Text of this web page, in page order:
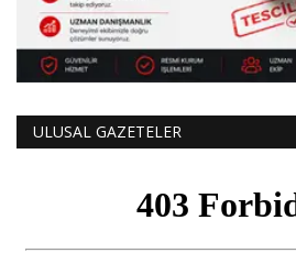
ULUSAL GAZETELER